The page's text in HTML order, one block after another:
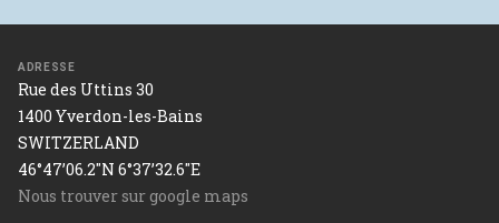
ADRESSE
Rue des Uttins 30
1400 Yverdon-les-Bains
SWITZERLAND
46°47’06.2"N 6°37’32.6"E
Nous trouver sur google maps